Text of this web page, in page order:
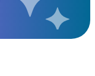
آیا این اشتراک، اکانت ChatGPT است؟